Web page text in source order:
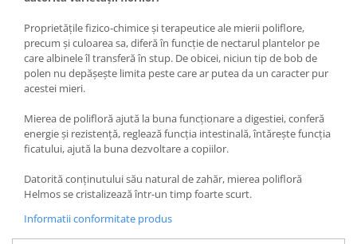
Proprietățile fizico-chimice și terapeutice ale mierii poliflore,
precum și culoarea sa, diferă în funcție de nectarul plantelor pe
care albinele îl transferă în stup. De obicei, niciun tip de bob de
polen nu depășește limita peste care ar putea da un caracter pur
acestei mieri.
Mierea de polifloră ajută la buna funcționare a digestiei, conferă
energie și rezistență, reglează funcția intestinală, întărește funcția
ficatului, ajută la buna dezvoltare a copiilor.
Datorită conținutului său natural de zahăr, mierea polifloră
Helmos se cristalizează într-un timp foarte scurt.
Informatii conformitate produs